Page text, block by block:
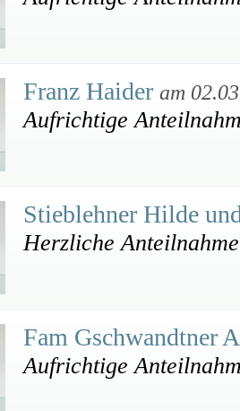
Franz Haider am
Aufrichtige
Stieblehner Hilde
Herzliche Anteilnahme
Fam Gschwandtner
Aufrichtige